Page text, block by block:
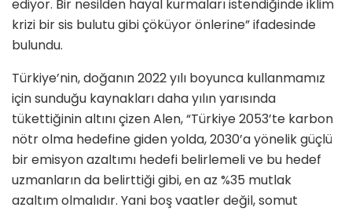
ediyor. Bir nesilden hayal kurmaları istendiğinde iklim
krizi bir sis bulutu gibi çöküyor önlerine” ifadesinde
bulundu.
Türkiye’nin, doğanın 2022 yılı boyunca kullanmamız
için sunduğu kaynakları daha yılın yarısında
tükettiğinin altını çizen Alen, “Türkiye 2053’te karbon
nötr olma hedefine giden yolda, 2030’a yönelik güçlü
bir emisyon azaltımı hedefi belirlemeli ve bu hedef
uzmanların da belirttiği gibi, en az %35 mutlak
azaltım olmalıdır. Yani boş vaatler değil, somut